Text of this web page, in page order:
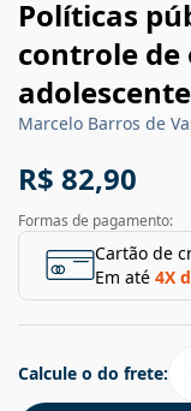
Políticas
controle de
adolescente
Marcelo Barros de
R$ 82,90
Formas de pagamento:
Cartão de
Em até 4X
Calcule o do frete: